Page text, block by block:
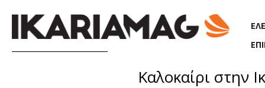
Καλοκαίρι στην